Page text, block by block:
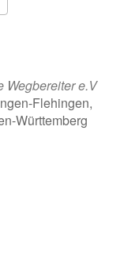
Wegbereiter e.V
Flehingen,
Württemberg